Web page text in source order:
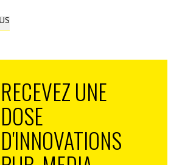
RECEVEZ UNE
DOSE
D'INNOVATIONS